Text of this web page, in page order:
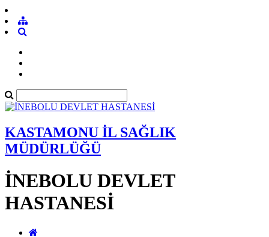
KASTAMONU İL SAĞLIK
MÜDÜRLÜĞÜ
İNEBOLU DEVLET
HASTANESİ